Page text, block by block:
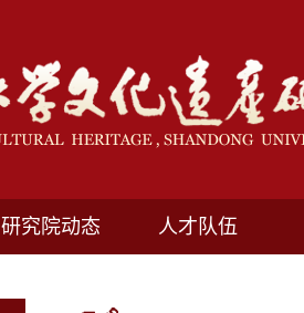
研究院动态 人才队伍